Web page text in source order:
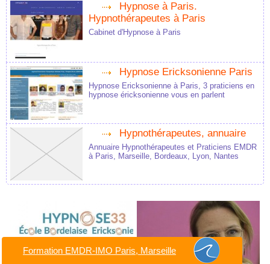
Hypnose à Paris.
Hypnothérapeutes à Paris
Cabinet d'Hypnose à Paris
Hypnose Ericksonienne Paris
Hypnose Ericksonienne à Paris, 3 praticiens en
hypnose éricksonienne vous en parlent
Hypnothérapeutes, annuaire
Annuaire Hypnothérapeutes et Praticiens EMDR
à Paris, Marseille, Bordeaux, Lyon, Nantes
Formation EMDR-IMO Paris, Marseille